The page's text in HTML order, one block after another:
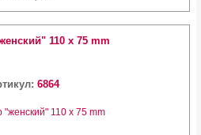
110 x 75 mm
6864